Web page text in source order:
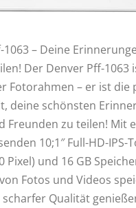
1063 – Deine
Der Denver Pff-1063
Fotorahmen – er ist die
deine schönsten
Freunden zu teilen! Mit
10;1″ Full-HD-IPS-
Pixel) und 16 GB
Fotos und Videos
Qualität